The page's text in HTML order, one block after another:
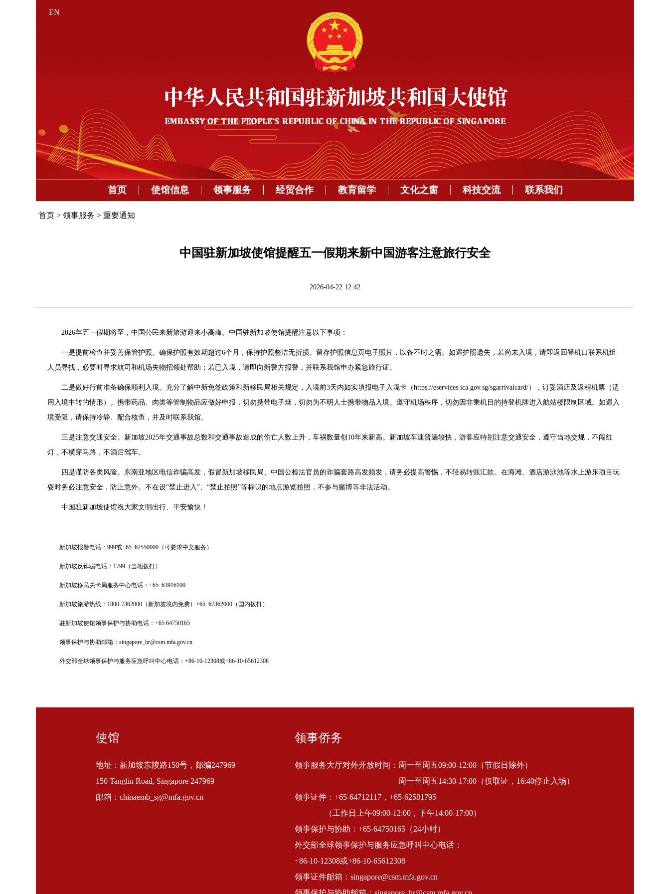
EN
首页 使馆信息 领事服务 经贸合作 教育留学 文化之窗 科技交流 联系我们
首页 > 领事服务 > 重要通知
中国驻新加坡使馆提醒五一假期来新中国游客注意旅行安全
2026-04-22 12:42
2026年五一假期将至，中国公民来新旅游迎来小高峰。中国驻新加坡使馆提醒注意以下事项：
一是提前检查并妥善保管护照。确保护照有效期超过6个月，保持护照整洁无折损。留存护照信息页电子照片，以备不时之需。如遇护照遗失，若尚未入境，请即返回登机口联系机组
人员寻找，必要时寻求航司和机场失物招领处帮助；若已入境，请即向新警方报警，并联系我馆申办紧急旅行证。
二是做好行前准备确保顺利入境。充分了解中新免签政策和新移民局相关规定，入境前3天内如实填报电子入境卡（https://eservices.ica.gov.sg/sgarrivalcard/），订妥酒店及返程机票（适
用入境中转的情形）。携带药品、肉类等管制物品应做好申报，切勿携带电子烟，切勿为不明人士携带物品入境。遵守机场秩序，切勿因非乘机目的持登机牌进入航站楼限制区域。如遇入
境受阻，请保持冷静、配合核查，并及时联系我馆。
三是注意交通安全。新加坡2025年交通事故总数和交通事故造成的伤亡人数上升，车祸数量创10年来新高。新加坡车速普遍较快，游客应特别注意交通安全，遵守当地交规，不闯红
灯，不横穿马路，不酒后驾车。
四是谨防各类风险。东南亚地区电信诈骗高发，假冒新加坡移民局、中国公检法官员的诈骗套路高发频发，请务必提高警惕，不轻易转账汇款。在海滩、酒店游泳池等水上游乐项目玩
耍时务必注意安全，防止意外。不在设“禁止进入”、“禁止拍照”等标识的地点游览拍照，不参与赌博等非法活动。
中国驻新加坡使馆祝大家文明出行、平安愉快！
新加坡报警电话：999或+65 62550000（可要求中文服务）
新加坡反诈骗电话：1799（当地拨打）
新加坡移民关卡局服务中心电话：+65 63916100
新加坡旅游热线：1800-7362000（新加坡境内免费）+65 67362000（国内拨打）
驻新加坡使馆领事保护与协助电话：+65 64750165
领事保护与协助邮箱：singapore_hr@csm.mfa.gov.cn
外交部全球领事保护与服务应急呼叫中心电话： +86-10-12308或+86-10-65612308
使馆
地址：新加坡东陵路150号，邮编247969
150 Tanglin Road, Singapore 247969
邮箱：chinaemb_sg@mfa.gov.cn
领事侨务
领事服务大厅对外开放时间：周一至周五09:00-12:00（节假日除外）
周一至周五14:30-17:00（仅取证，16:40停止入场）
领事证件：+65-64712117，+65-62581795
（工作日上午09:00-12:00，下午14:00-17:00）
领事保护与协助：+65-64750165（24小时）
外交部全球领事保护与服务应急呼叫中心电话：
+86-10-12308或+86-10-65612308
领事证件邮箱：singapore@csm.mfa.gov.cn